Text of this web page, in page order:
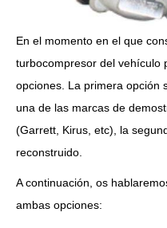
En el momento en el que
turbocompresor del vehículo
opciones. La primera opción
una de las marcas de
(Garrett, Kirus, etc), la
reconstruido.
A continuación, os
ambas opciones: